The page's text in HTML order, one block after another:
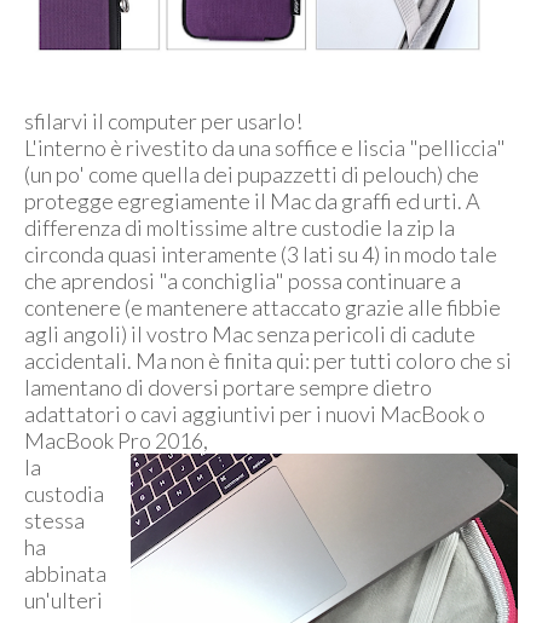
sfilarvi il computer per usarlo!
L'interno è rivestito da una soffice e liscia "pelliccia"
(un po' come quella dei pupazzetti di pelouch) che
protegge egregiamente il Mac da graffi ed urti. A
differenza di moltissime altre custodie la zip la
circonda quasi interamente (3 lati su 4) in modo tale
che aprendosi "a conchiglia" possa continuare a
contenere (e mantenere attaccato grazie alle fibbie
agli angoli) il vostro Mac senza pericoli di cadute
accidentali. Ma non è finita qui: per tutti coloro che si
lamentano di doversi portare sempre dietro
adattatori o cavi aggiuntivi per i nuovi MacBook o
MacBook Pro 2016,
la
custodia
stessa
ha
abbinata
un'ulteri